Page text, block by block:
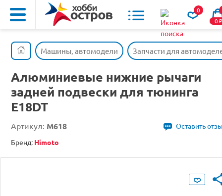
0
0o
Машины, автомодели Запчасти для
Алюминиевые нижние рычаги
задней подвески для тюнинга
E18DT
Артикул: M618
Оставить
Бренд: Himoto